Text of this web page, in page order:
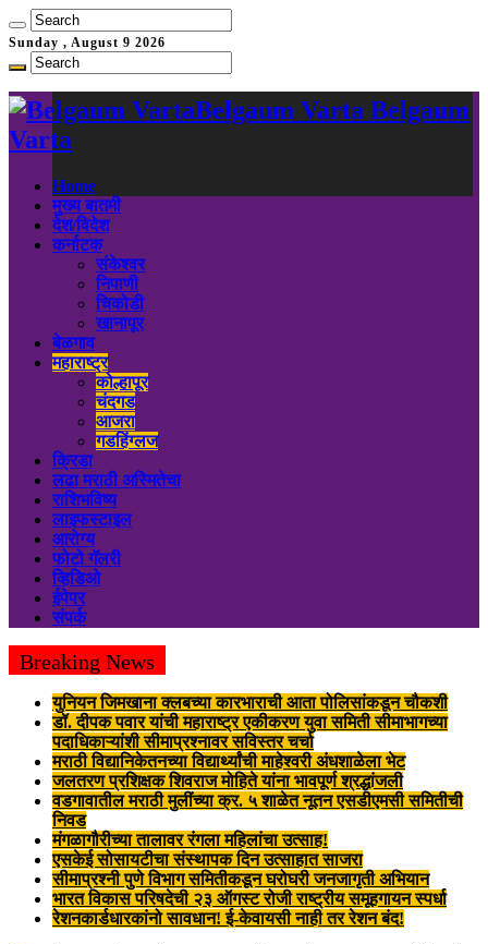
Sunday , August 9 2026
Belgaum Varta Belgaum
Varta
Home
मुख्य बातमी
देश/विदेश
कर्नाटक
संकेश्वर
निपाणी
चिकोडी
खानापूर
बेळगाव
महाराष्ट्र
कोल्हापूर
चंदगड
आजरा
गडहिंग्लज
क्रिडा
लढा मराठी अस्मितेचा
राशिभविष्य
लाइफस्टाइल
आरोग्य
फोटो गॅलरी
व्हिडिओ
ईपेपर
संपर्क
Breaking News
युनियन जिमखाना क्लबच्या कारभाराची आता पोलिसांकडून चौकशी
डॉ. दीपक पवार यांची महाराष्ट्र एकीकरण युवा समिती सीमाभागच्या
पदाधिकाऱ्यांशी सीमाप्रश्नावर सविस्तर चर्चा
मराठी विद्यानिकेतनच्या विद्यार्थ्यांची माहेश्वरी अंधशाळेला भेट
जलतरण प्रशिक्षक शिवराज मोहिते यांना भावपूर्ण श्रद्धांजली
वडगावातील मराठी मुलींच्या क्र. ५ शाळेत नूतन एसडीएमसी समितीची
निवड
मंगळागौरीच्या तालावर रंगला महिलांचा उत्साह!
एसकेई सोसायटीचा संस्थापक दिन उत्साहात साजरा
सीमाप्रश्नी पुणे विभाग समितीकडून घरोघरी जनजागृती अभियान
भारत विकास परिषदेची २३ ऑगस्ट रोजी राष्ट्रीय समूहगायन स्पर्धा
रेशनकार्डधारकांनो सावधान! ई-केवायसी नाही तर रेशन बंद!